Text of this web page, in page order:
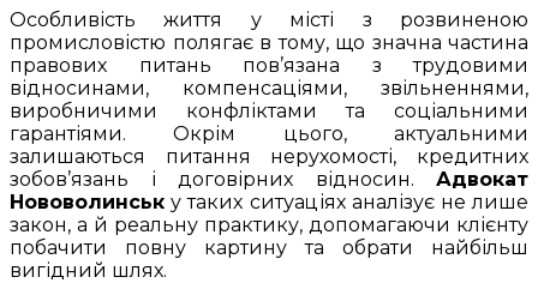
Особливість життя у місті з розвиненою
промисловістю полягає в тому, що значна частина
правових питань пов’язана з трудовими
відносинами, компенсаціями, звільненнями,
виробничими конфліктами та соціальними
гарантіями. Окрім цього, актуальними
залишаються питання нерухомості, кредитних
зобов’язань і договірних відносин. Адвокат
Нововолинськ у таких ситуаціях аналізує не лише
закон, а й реальну практику, допомагаючи клієнту
побачити повну картину та обрати найбільш
вигідний шлях.